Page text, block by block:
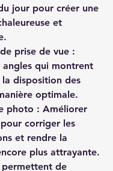
jour pour créer une
et
prise de vue :
angles qui montrent
disposition des
optimale.
photo : Améliorer
corriger les
et rendre la
plus attrayante.
permettent de